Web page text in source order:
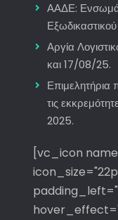
ΑΑΔΕ:
Αργία
και 17/08/25.
Επιμελητήρια
τις
2025.
[vc_icon